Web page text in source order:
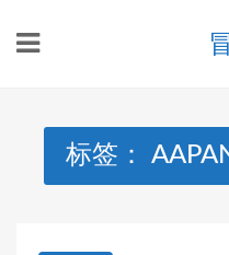
标签：